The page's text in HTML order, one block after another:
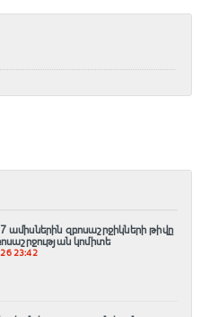
ամիսներին զբոսաշրջիկների թիվը
կոմիտե
23:42